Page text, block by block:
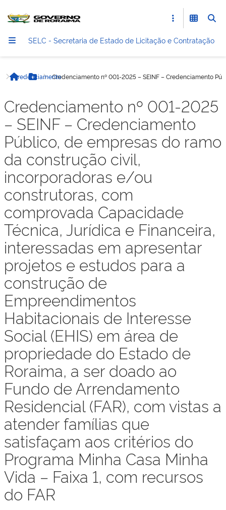
SELC - Secretaria de Estado de Licitação e Contratação
InícioBotão Menu
CredenciamentoCredenciamento nº 001-2025 – SEINF – Credenciamento
Credenciamento nº 001-2025
– SEINF – Credenciamento
Público, de empresas do ramo
da construção civil,
incorporadoras e/ou
construtoras, com
comprovada Capacidade
Técnica, Jurídica e Financeira,
interessadas em apresentar
projetos e estudos para a
construção de
Empreendimentos
Habitacionais de Interesse
Social (EHIS) em área de
propriedade do Estado de
Roraima, a ser doado ao
Fundo de Arrendamento
Residencial (FAR), com vistas a
atender famílias que
satisfaçam aos critérios do
Programa Minha Casa Minha
Vida – Faixa 1, com recursos
do FAR